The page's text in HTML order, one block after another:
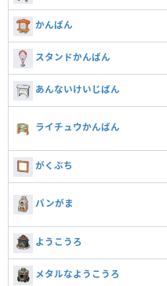
かんばん
スタンドかんばん
あんないけいじばん
ライチュウかんばん
がくぶち
パンがま
ようこうろ
メタルなようこうろ